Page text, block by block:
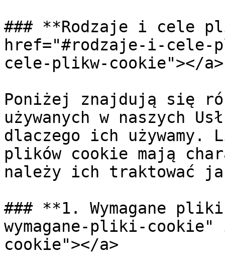
### **Rodzaje i cele
href="#rodzaje-i-
cele-plikw-cookie"></a>
Poniżej znajdują się
używanych w naszych
dlaczego ich używamy.
plików cookie mają
należy ich traktować
### **1. Wymagane
wymagane-pliki-
cookie"></a>